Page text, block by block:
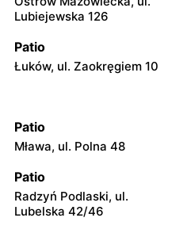
Lubiejewska 126
Patio
Łuków, ul. Zaokręgiem 10
Patio
Mława, ul. Polna 48
Patio
Radzyń Podlaski, ul.
Lubelska 42/46